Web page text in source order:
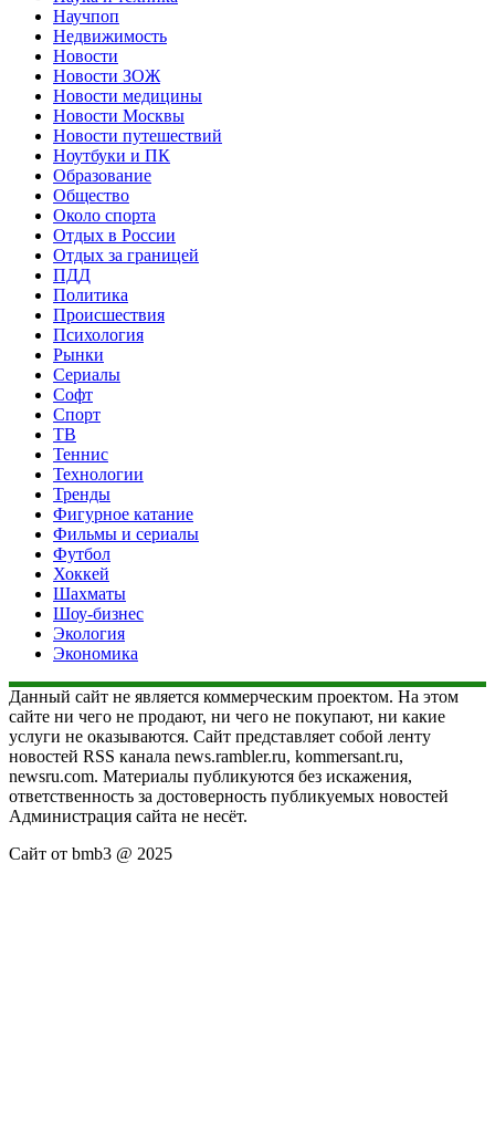
Научпоп
Недвижимость
Новости
Новости ЗОЖ
Новости медицины
Новости Москвы
Новости путешествий
Ноутбуки и ПК
Образование
Общество
Около спорта
Отдых в России
Отдых за границей
ПДД
Политика
Происшествия
Психология
Рынки
Сериалы
Софт
Спорт
ТВ
Теннис
Технологии
Тренды
Фигурное катание
Фильмы и сериалы
Футбол
Хоккей
Шахматы
Шоу-бизнес
Экология
Экономика
Данный сайт не является коммерческим проектом. На этом
сайте ни чего не продают, ни чего не покупают, ни какие
услуги не оказываются. Сайт представляет собой ленту
новостей RSS канала news.rambler.ru, kommersant.ru,
newsru.com. Материалы публикуются без искажения,
ответственность за достоверность публикуемых новостей
Администрация сайта не несёт.
Сайт от bmb3 @ 2025